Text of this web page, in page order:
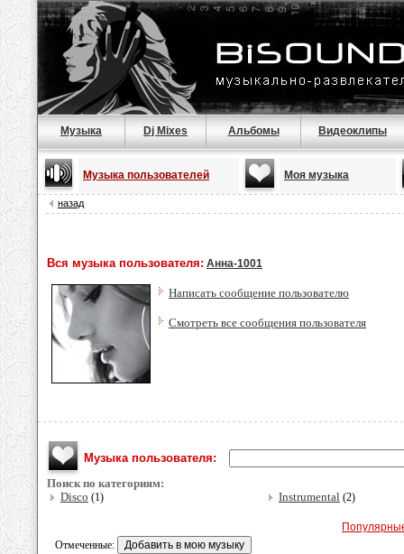
Музыка Dj Mixes Альбомы Видеоклипы
Музыка пользователей Моя музыка
назад
Вся музыка пользователя: Анна-1001
Написать сообщение пользователю
Смотреть все сообщения пользователя
Музыка пользователя:
Поиск по категориям:
Disco (1) Instrumental (2)
Отмеченные: